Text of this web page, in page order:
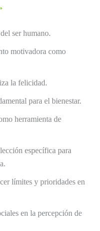
ser humano.
motivadora como
la felicidad.
para el bienestar.
herramienta de
específica para
límites y prioridades en
en la percepción de